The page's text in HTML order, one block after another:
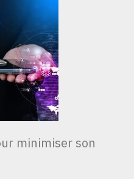
minimiser son